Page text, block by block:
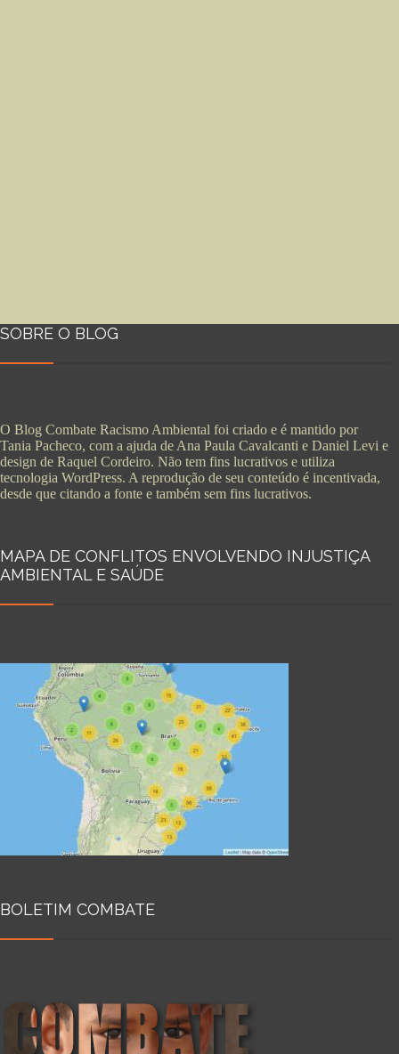
SOBRE O BLOG
O Blog Combate Racismo Ambiental foi criado e é mantido por
Tania Pacheco, com a ajuda de Ana Paula Cavalcanti e Daniel Levi e
design de Raquel Cordeiro. Não tem fins lucrativos e utiliza
tecnologia WordPress. A reprodução de seu conteúdo é incentivada,
desde que citando a fonte e também sem fins lucrativos.
MAPA DE CONFLITOS ENVOLVENDO INJUSTIÇA
AMBIENTAL E SAÚDE
BOLETIM COMBATE